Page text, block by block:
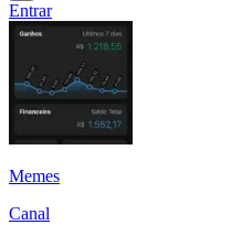
Entrar
Memes
Canal